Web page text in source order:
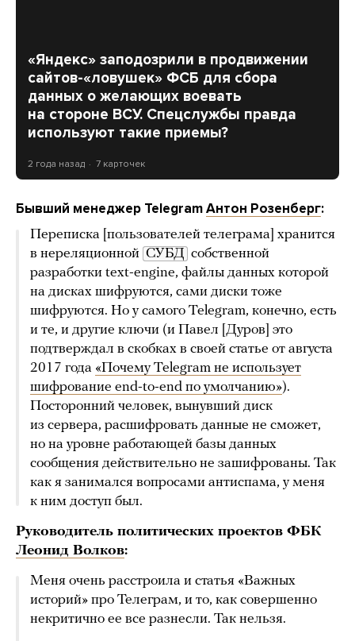
«Яндекс» заподозрили в продвижении
сайтов-«ловушек» ФСБ для сбора
данных о желающих воевать
на стороне ВСУ. Спецслужбы правда
используют такие приемы?
2 года назад 7 карточек
Бывший менеджер TelegramАнтон Розенберг:
Переписка [пользователей телеграма] хранится
в нереляционной СУБД собственной
разработки text-engine, файлы данных которой
на дисках шифруются, сами диски тоже
шифруются. Но у самого Telegram, конечно, есть
и те, и другие ключи (и Павел [Дуров] это
подтверждал в скобках в своей статье от августа
2017 года «Почему Telegram не использует
шифрование end-to-end по умолчанию»).
Посторонний человек, вынувший диск
из сервера, расшифровать данные не сможет,
но на уровне работающей базы данных
сообщения действительно не зашифрованы. Так
как я занимался вопросами антиспама, у меня
к ним доступ был.
Руководитель политических проектов ФБК
Леонид Волков:
Меня очень расстроила и статья «Важных
историй» про Телеграм, и то, как совершенно
некритично ее все разнесли. Так нельзя.